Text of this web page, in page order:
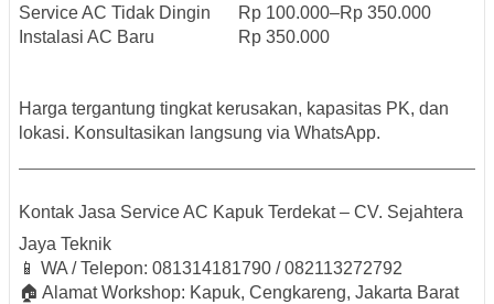
Service AC Tidak Dingin
Rp 100.000–Rp 350.000
Instalasi AC Baru
Rp 350.000
Harga tergantung tingkat kerusakan, kapasitas PK, dan
lokasi. Konsultasikan langsung via WhatsApp.
Kontak Jasa Service AC Kapuk Terdekat – CV. Sejahtera
Jaya Teknik
📱 WA / Telepon: 081314181790 / 082113272792
🏠 Alamat Workshop: Kapuk, Cengkareng, Jakarta Barat